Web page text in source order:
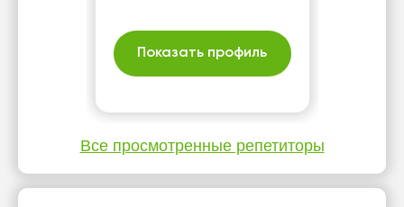
талдап тарихты
Показать профиль
Все просмотренные репетиторы